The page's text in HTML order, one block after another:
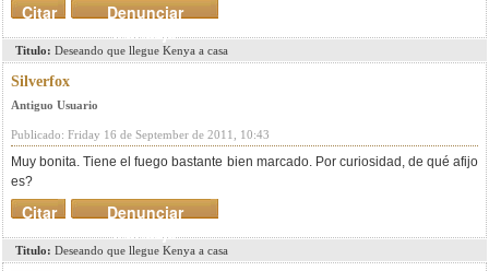
Denunciar
mensaje
Citar
Titulo: Deseando que llegue Kenya a casa
Silverfox
Antiguo Usuario
Publicado: Friday 16 de September de 2011, 10:43
Muy bonita. Tiene el fuego bastante bien marcado. Por curiosidad, de qué afijo
es?
Denunciar
mensaje
Citar
Titulo: Deseando que llegue Kenya a casa